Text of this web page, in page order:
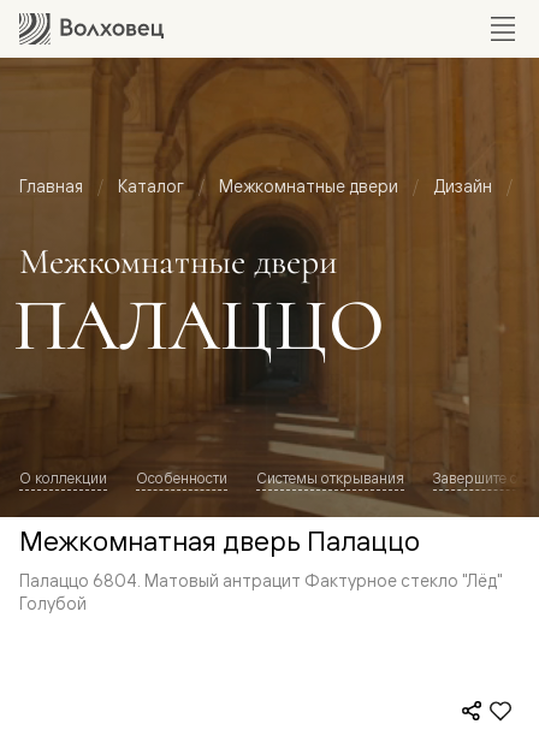
Главная Каталог Межкомнатные двери Дизайн
Межкомнатные двери
ПАЛАЦЦО
О коллекции Особенности Системы открывания Завершите
Межкомнатная дверь Палаццо
Палаццо 6804. Матовый антрацит Фактурное стекло "Лёд"
Голубой